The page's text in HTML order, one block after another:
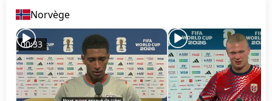
Norvège
00:33